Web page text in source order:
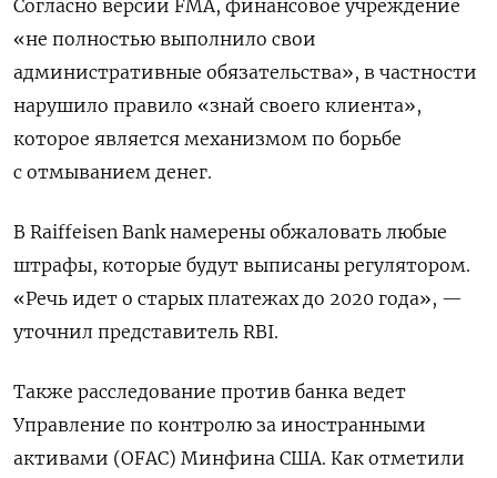
Согласно версии FMA, финансовое учреждение
«не полностью выполнило свои
административные обязательства», в частности
нарушило правило «знай своего клиента»,
которое является механизмом по борьбе
с отмыванием денег.
В Raiffeisen Bank намерены обжаловать любые
штрафы, которые будут выписаны регулятором.
«Речь идет о старых платежах до 2020 года», —
уточнил представитель RBI.
Также расследование против банка ведет
Управление по контролю за иностранными
активами (OFAC) Минфина США. Как отметили